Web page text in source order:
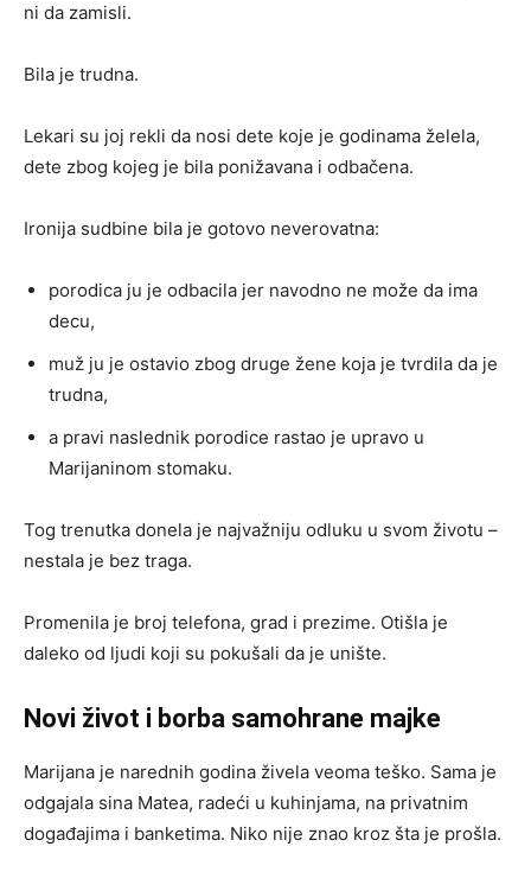
ni da zamisli.
Bila je trudna.
Lekari su joj rekli da nosi dete koje je godinama želela,
dete zbog kojeg je bila ponižavana i odbačena.
Ironija sudbine bila je gotovo neverovatna:
porodica ju je odbacila jer navodno ne može da ima
decu,
muž ju je ostavio zbog druge žene koja je tvrdila da je
trudna,
a pravi naslednik porodice rastao je upravo u
Marijaninom stomaku.
Tog trenutka donela je najvažniju odluku u svom životu –
nestala je bez traga.
Promenila je broj telefona, grad i prezime. Otišla je
daleko od ljudi koji su pokušali da je unište.
Novi život i borba samohrane majke
Marijana je narednih godina živela veoma teško. Sama je
odgajala sina Matea, radeći u kuhinjama, na privatnim
događajima i banketima. Niko nije znao kroz šta je prošla.